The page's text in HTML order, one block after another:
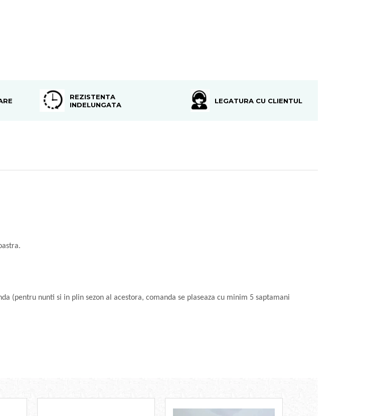
REZISTENTA
INDELUNGATA
LEGATURA CU CLIENTUL
(pentru nunti si in plin sezon al acestora, comanda se plaseaza cu minim 5 saptamani